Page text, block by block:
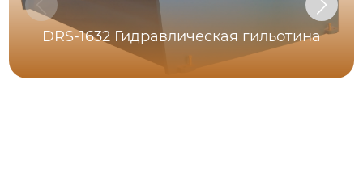
DRS-1632 Гидравлическая гильотина